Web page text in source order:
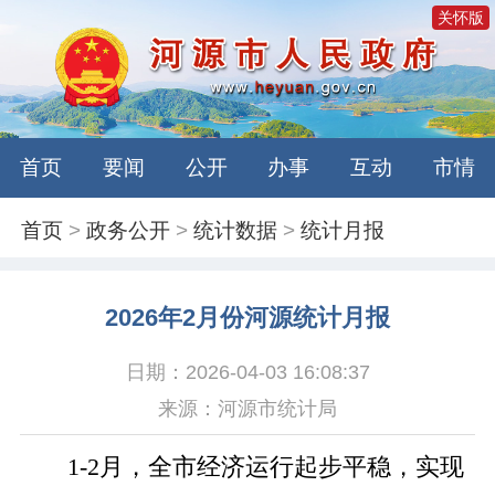
关怀版
首页 要闻 公开 办事 互动 市情
首页 >政务公开 >统计数据 >统计月报
2026年2月份河源统计月报
日期：2026-04-03 16:08:37
来源：河源市统计局
1-2月，全市经济运行起步平稳，实现